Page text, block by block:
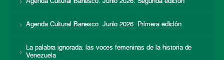
Agenda Cultural Banesco. Junio 2026. Primera edición
La palabra ignorada: las voces femeninas de la historia de
Venezuela